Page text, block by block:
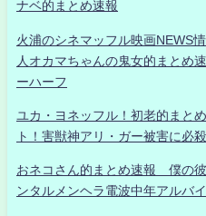
ナベ的まとめ速報
火浦のシネマッフル映画NEWS
人オカマちゃんの鬼女的まとめ
ーハーフ
ユカ・ヨネッフル！初老的まと
ト！害獣神アリ・ガー被害に必
おネコさん的まとめ速報 僕の
ンタルメンヘラ電波中年アルバ